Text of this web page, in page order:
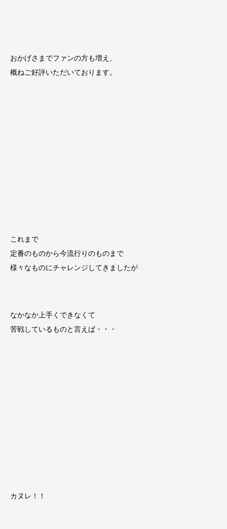
おかげさまでファンの方も増え、
概ねご好評いただいております。
これまで
定番のものから今流行りのものまで
様々なものにチャレンジしてきましたが
なかなか上手くできなくて
苦戦しているものと言えば・・・
カヌレ！！